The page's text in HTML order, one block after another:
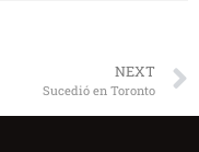
NEXT
Sucedió en Toronto